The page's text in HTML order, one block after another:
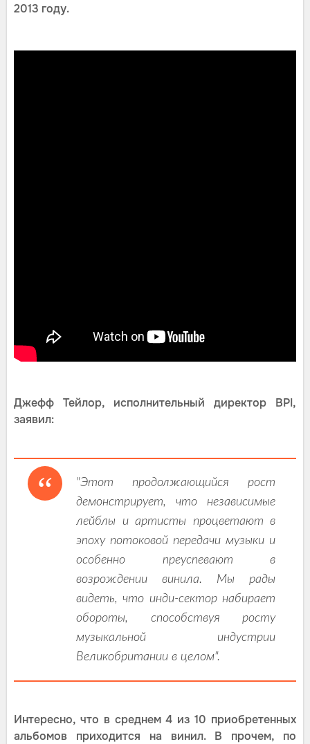
2013 году.
Джефф Тейлор, исполнительный директор BPI,
заявил:
"Этот продолжающийся рост
демонстрирует, что независимые
лейблы и артисты процветают в
эпоху потоковой передачи музыки и
особенно преуспевают в
возрождении винила. Мы рады
видеть, что инди-сектор набирает
обороты, способствуя росту
музыкальной индустрии
Великобритании в целом".
Интересно, что в среднем 4 из 10 приобретенных
альбомов приходится на винил. В прочем, по